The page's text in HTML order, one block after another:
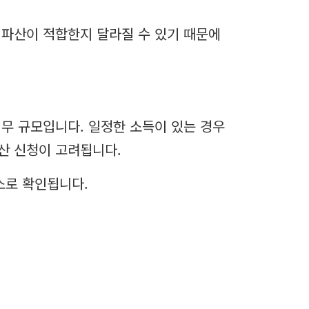
산이 적합한지 달라질 수 있기 때문에
규모입니다. 일정한 소득이 있는 경우
신청이 고려됩니다.
확인됩니다.